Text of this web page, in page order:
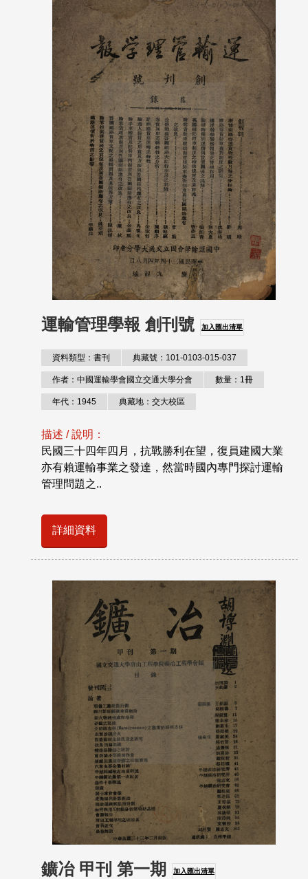
運輸管理學報 創刊號 加入匯出清單
資料類型：書刊 典藏號：101-0103-015-037
作者：中國運輸學會國立交通大學分會 數量：1冊
年代：1945 典藏地：交大校區
描述 / 說明：
民國三十四年四月，抗戰勝利在望，復員建國大業
亦有賴運輸事業之發達，然當時國內專門探討運輸
管理問題之..
詳細資料
鑛冶 甲刊 第一期 加入匯出清單